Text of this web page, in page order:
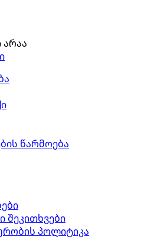
წარმოება
შეკითხვები
პოლიტიკა